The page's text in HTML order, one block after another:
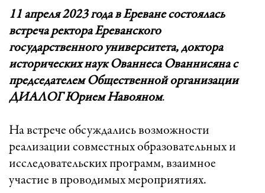
11 апреля 2023 года в Ереване состоялась
встреча ректора Ереванского
государственного университета, доктора
исторических наук Ованнеса Ованнисяна с
председателем Общественной организации
ДИАЛОГ Юрием Навояном.
На встрече обсуждались возможности
реализации совместных образовательных и
исследовательских программ, взаимное
участие в проводимых мероприятиях.